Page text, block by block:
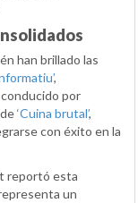
han brillado las
,
conducido por
‘Cuina brutal’,
con éxito en la
reportó esta
un